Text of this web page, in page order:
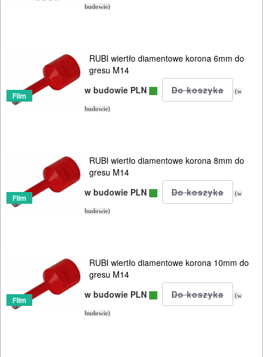
ELEKTRY..
GLAZURNICZE
URZĄDZENIA
Przecinarki
ręczne
Tarcza
polerskie
budowie)
Film
RUBI wiertło diamentowe korona 6mm do
gresu M14
w budowie PLN
(w
budowie)
Film
RUBI wiertło diamentowe korona 8mm do
gresu M14
w budowie PLN
(w
budowie)
Film
RUBI wiertło diamentowe korona 10mm do
gresu M14
w budowie PLN
(w
budowie)